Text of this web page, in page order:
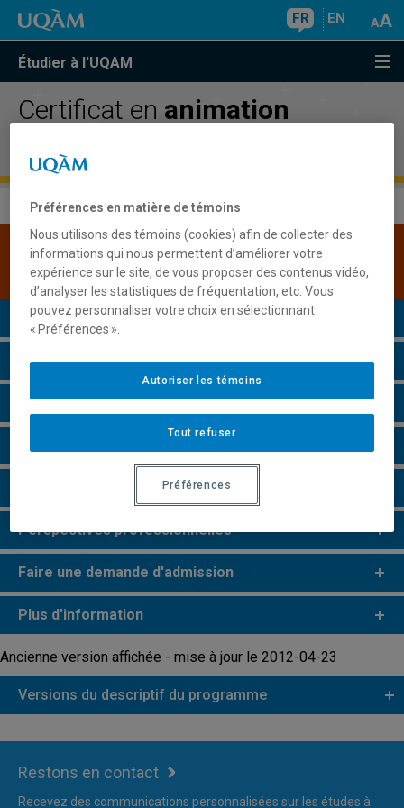
FR EN
Étudier à l'UQAM
Certificat en animation
culturelle
Une version plus récente de ce programme est
disponible.Cliquez ici pour la consulter.
Présentation du programme
Conditions d'admission
Cours à suivre et horaires
Perspectives professionnelles
Faire une demande d'admission
Plus d'information
Ancienne version affichée - mise à jour le 2012-04-23
Versions du descriptif du programme
Restons en contact
Recevez des communications personnalisées sur les études à
Préférences en matière de témoins
Nous utilisons des témoins (cookies) afin de collecter des
informations qui nous permettent d’améliorer votre
expérience sur le site, de vous proposer des contenus vidéo,
d’analyser les statistiques de fréquentation, etc. Vous
pouvez personnaliser votre choix en sélectionnant
« Préférences ».
Tout refuser
Autoriser les témoins
Préférences